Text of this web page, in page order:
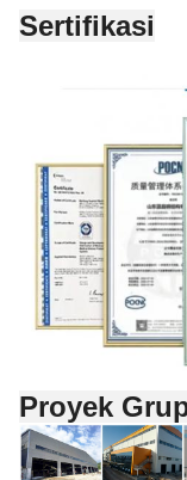
Sertifikasi
Proyek